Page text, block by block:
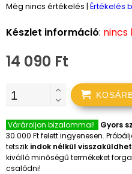
Még nincs értékelés | Értékelés
Készlet információ: nincs
14 090 Ft
Várároljon bizalommal!
Gyors
30.000 Ft felett ingyenesen.
tetszik indok nélkül
kiválló minőségű termékeket
csalódni!